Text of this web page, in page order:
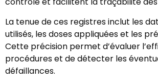
La tenue de ces registres inclut les
utilisés, les doses appliquées et les
Cette précision permet d’évaluer
procédures et de détecter les
défaillances.